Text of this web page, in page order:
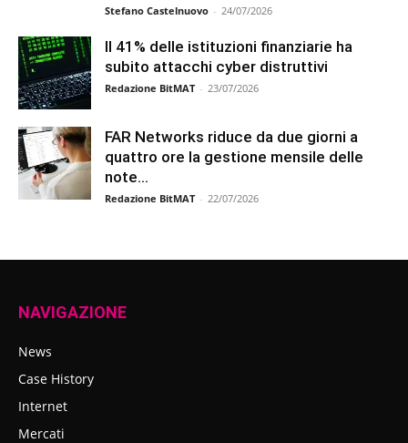
Stefano Castelnuovo - 24/07/2026
Il 41% delle istituzioni finanziarie ha
subito attacchi cyber distruttivi
Redazione BitMAT - 23/07/2026
FAR Networks riduce da due giorni a
quattro ore la gestione mensile delle
note...
Redazione BitMAT - 22/07/2026
NAVIGAZIONE
News
Case History
Internet
Mercati